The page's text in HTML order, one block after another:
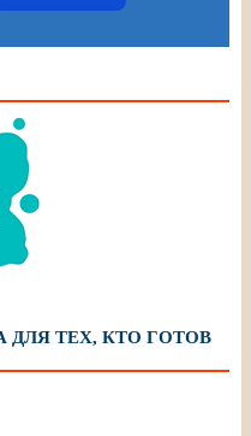
ДЛЯ ТЕХ, КТО ГОТОВ